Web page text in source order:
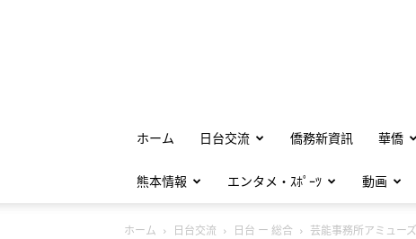
ホーム 日台交流 僑務新資訊 華僑
熊本情報 エンタメ・ｽﾎﾟｰﾂ 動画
ホーム 日台交流 日台 ー 総合 芸能事務所アミュー